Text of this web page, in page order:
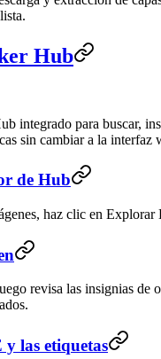
Hub
integrado para buscar,
sin cambiar a la interfaz
de Hub
haz clic en
revisa las insignias de
las etiquetas